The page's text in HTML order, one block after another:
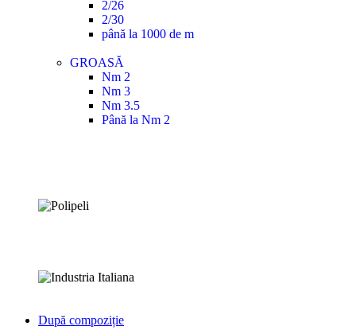
2/26
2/30
până la 1000 de m
GROASĂ
Nm 2
Nm 3
Nm 3.5
Până la Nm 2
După compoziție